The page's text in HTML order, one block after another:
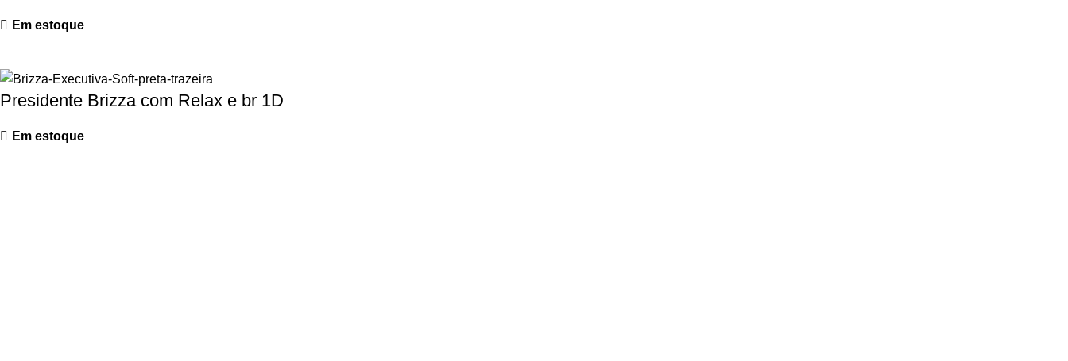
Em estoque
Presidente Brizza com Relax e br 1D
Em estoque